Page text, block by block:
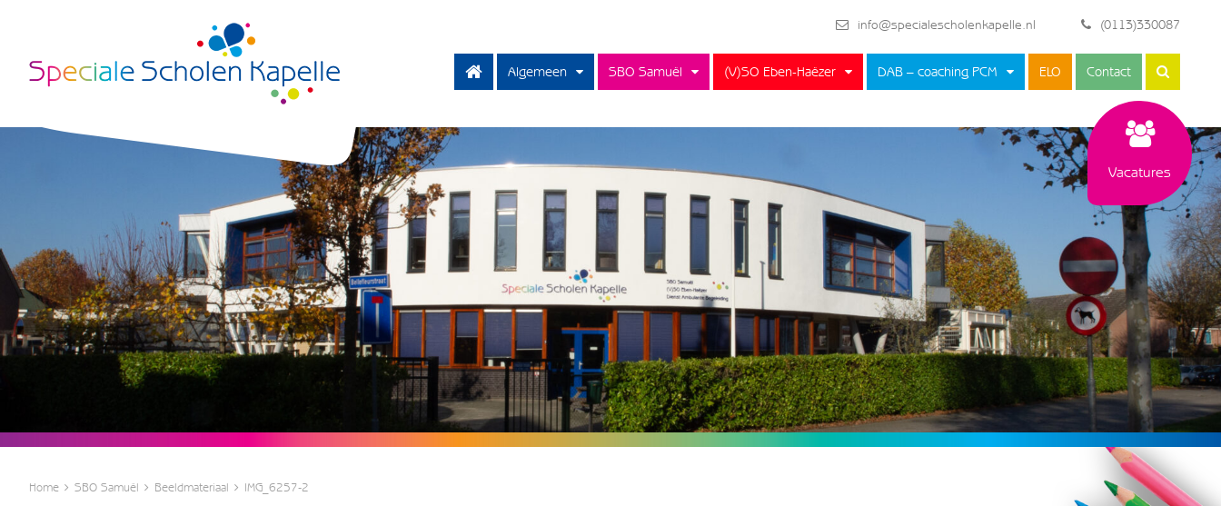
info@specialescholenkapelle.nl (0113)330087
Algemeen SBO Samuël (V)SO Eben-Haëzer DAB – coaching PCM ELO Contact
Vacatures
Home SBO Samuël Beeldmateriaal IMG_6257-2